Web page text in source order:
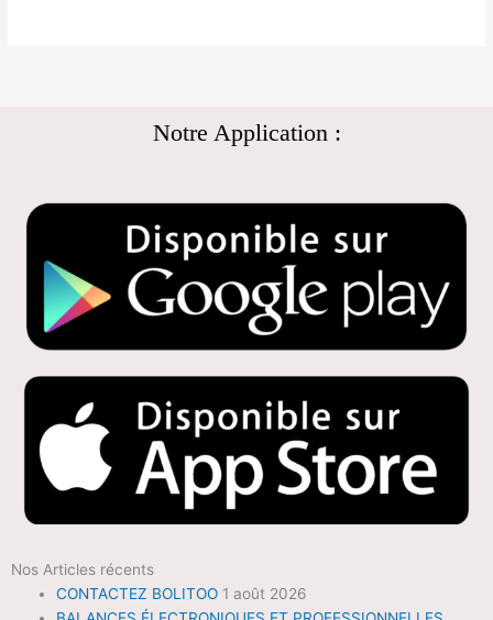
Notre Application :
Nos Articles récents
CONTACTEZ BOLITOO 1 août 2026